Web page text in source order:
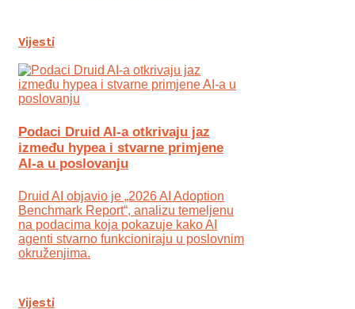
Vijesti
Podaci Druid AI-a otkrivaju jaz
između hypea i stvarne primjene
AI-a u poslovanju
Druid AI objavio je „2026 AI Adoption
Benchmark Report“, analizu temeljenu
na podacima koja pokazuje kako AI
agenti stvarno funkcioniraju u poslovnim
okruženjima.
Vijesti